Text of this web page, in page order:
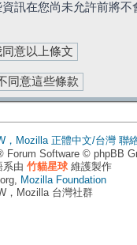
訊在您尚未允許前將
，Mozilla 正體中文/台灣 聯
Forum Software © phpBB
系由 竹貓星球維護製作
Mozilla Foundation
，Mozilla 台灣社群